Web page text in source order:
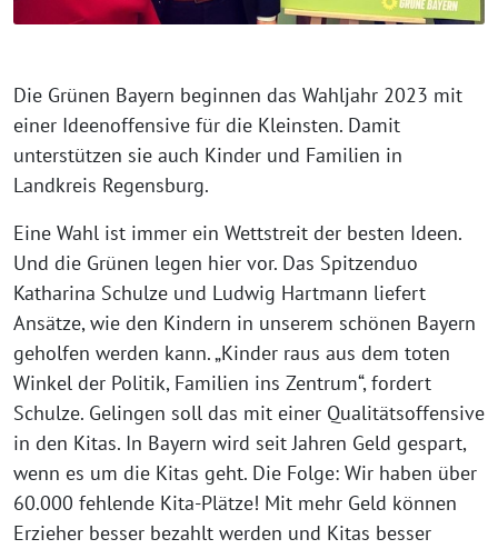
Die Grünen Bayern beginnen das Wahljahr 2023 mit
einer Ideenoffensive für die Kleinsten. Damit
unterstützen sie auch Kinder und Familien in
Landkreis Regensburg.
Eine Wahl ist immer ein Wettstreit der besten Ideen.
Und die Grünen legen hier vor. Das Spitzenduo
Katharina Schulze und Ludwig Hartmann liefert
Ansätze, wie den Kindern in unserem schönen Bayern
geholfen werden kann. „Kinder raus aus dem toten
Winkel der Politik, Familien ins Zentrum“, fordert
Schulze. Gelingen soll das mit einer Qualitätsoffensive
in den Kitas. In Bayern wird seit Jahren Geld gespart,
wenn es um die Kitas geht. Die Folge: Wir haben über
60.000 fehlende Kita-Plätze! Mit mehr Geld können
Erzieher besser bezahlt werden und Kitas besser